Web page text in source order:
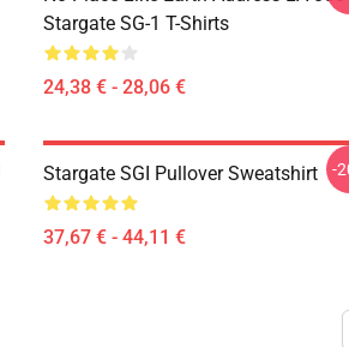
Stargate SG-1 T-Shirts
24,38 € - 28,06 €
Stargate SGI Pullover Sweatshirt
37,67 € - 44,11 €
-